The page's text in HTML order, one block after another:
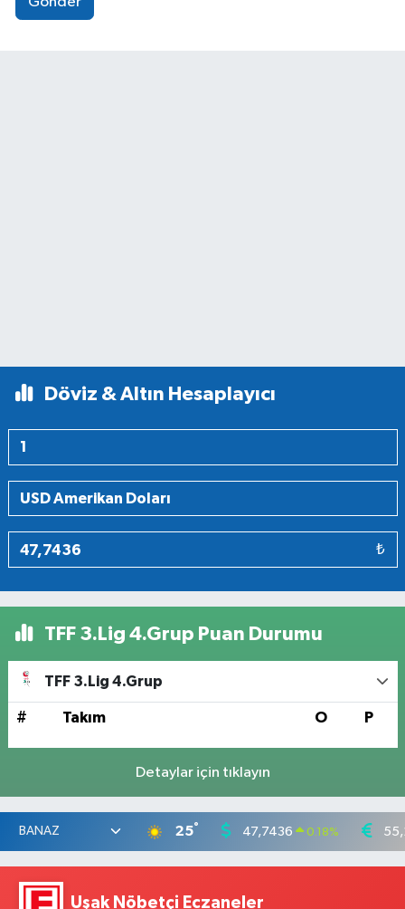
Döviz & Altın Hesaplayıcı
₺
TFF 3.Lig 4.Grup Puan Durumu
TFF 3.Lig 4.Grup
# Takım O P
Detaylar için tıklayın
25° 47,7436 0.18%
Uşak Nöbetçi Eczaneler